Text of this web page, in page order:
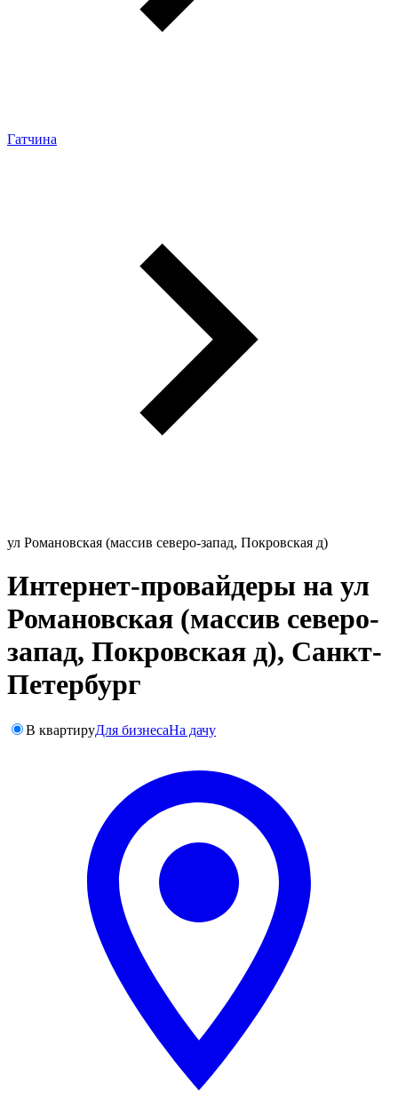
Гатчина
ул Романовская (массив северо-запад, Покровская д)
Интернет-провайдеры на ул
Романовская (массив северо-
запад, Покровская д), Санкт-
Петербург
В квартируДля бизнесаНа дачу